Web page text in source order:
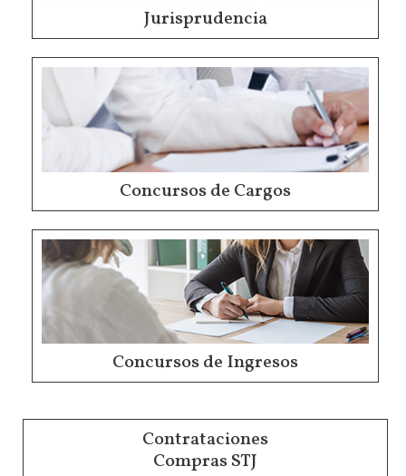
Jurisprudencia
Concursos de Cargos
Concursos de Ingresos
Contrataciones
Compras STJ